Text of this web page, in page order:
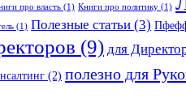
про власть (1) Книги про политику (1)
(1) Полезные статьи (3)
(9) для
(2) полезно для